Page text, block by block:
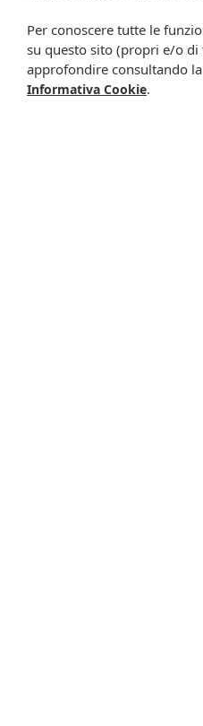
Per conoscere tutte le
su questo sito (propri e/o di
approfondire consultando
Informativa Cookie.